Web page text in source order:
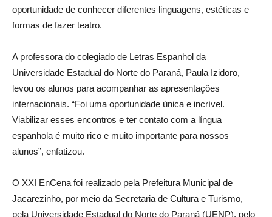
oportunidade de conhecer diferentes linguagens, estéticas e
formas de fazer teatro.
A professora do colegiado de Letras Espanhol da
Universidade Estadual do Norte do Paraná, Paula Izidoro,
levou os alunos para acompanhar as apresentações
internacionais. “Foi uma oportunidade única e incrível.
Viabilizar esses encontros e ter contato com a língua
espanhola é muito rico e muito importante para nossos
alunos”, enfatizou.
O XXI EnCena foi realizado pela Prefeitura Municipal de
Jacarezinho, por meio da Secretaria de Cultura e Turismo,
pela Universidade Estadual do Norte do Paraná (UENP), pelo